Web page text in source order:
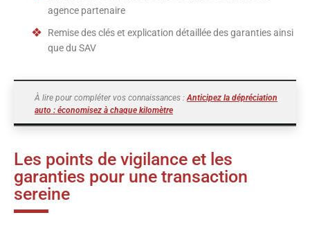
agence partenaire
Remise des clés et explication détaillée des garanties ainsi
que du SAV
À lire pour compléter vos connaissances :Anticipez la dépréciation
auto : économisez à chaque kilomètre
Les points de vigilance et les
garanties pour une transaction
sereine